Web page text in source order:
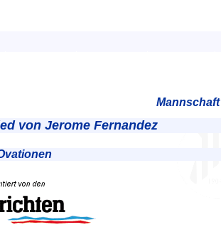
Mannschaft
von Jerome Fernandez